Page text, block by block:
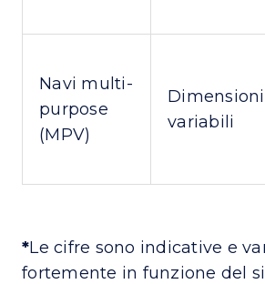
Navi multi-
purpose
(MPV)
Dimensioni
variabili
*Le cifre sono indicative e
fortemente in funzione del